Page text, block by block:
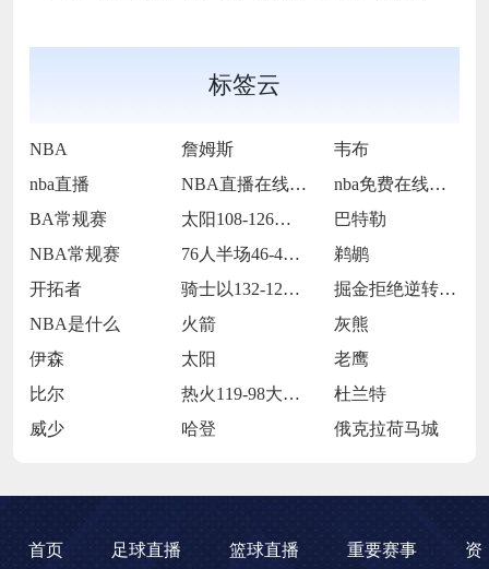
标签云
NBA 詹姆斯
韦布
nba直播
NBA直播在线观看
nba免费在线高清直播
BA常规赛
太阳108-126不敌步行者
巴特勒
NBA常规赛
76人半场46-42领先太阳
鹈鹕
开拓者
骑士以132-126战胜猛龙
掘金拒绝逆转主场124-105击败篮网
NBA是什么
火箭
灰熊
伊森
太阳
老鹰
比尔
热火119-98大胜开拓者
杜兰特
威少
哈登 俄克拉荷马城
首页 足球直播 篮球直播 重要赛事 资